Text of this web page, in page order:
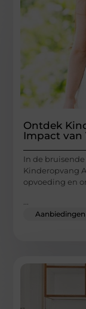
Ontdek
Impact van
In de
Kinderopvang
opvoeding en
...
Aanbiedingen